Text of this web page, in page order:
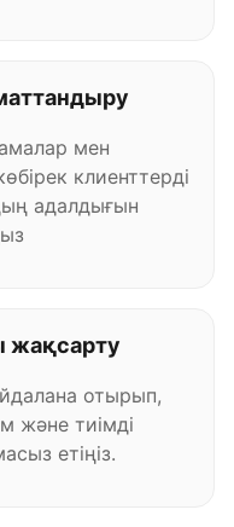
мен
клиенттерді
адалдығын
жақсарту
отырып,
және тиімді
етіңіз.